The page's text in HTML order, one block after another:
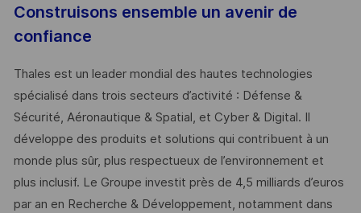
Construisons ensemble un avenir de
confiance
Thales est un leader mondial des hautes technologies
spécialisé dans trois secteurs d’activité : Défense &
Sécurité, Aéronautique & Spatial, et Cyber & Digital. Il
développe des produits et solutions qui contribuent à un
monde plus sûr, plus respectueux de l’environnement et
plus inclusif. Le Groupe investit près de 4,5 milliards d’euros
par an en Recherche & Développement, notamment dans